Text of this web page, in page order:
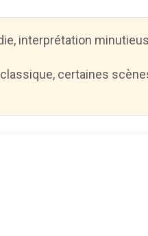
interprétation
certaines